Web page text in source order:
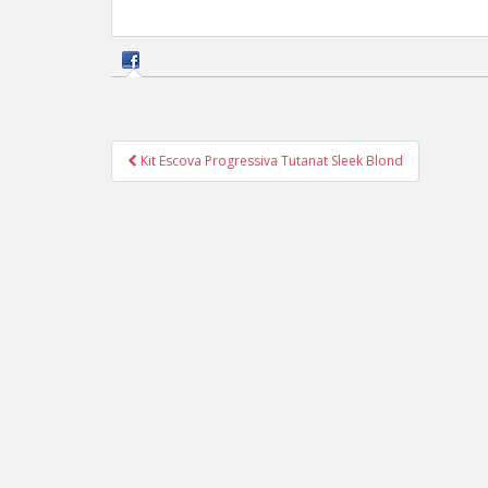
Navegação
de
Kit Escova Progressiva Tutanat Sleek Blond